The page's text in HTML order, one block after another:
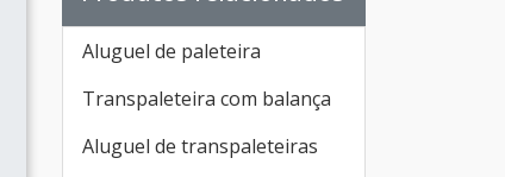
Aluguel de paleteira
Transpaleteira com balança
Aluguel de transpaleteiras